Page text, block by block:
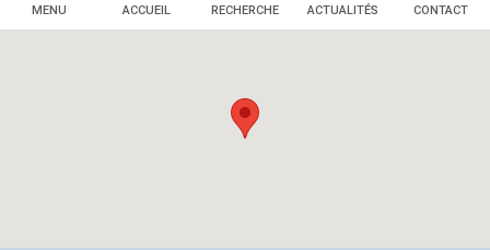
MENU ACCUEIL RECHERCHE ACTUALITÉS CONTACT